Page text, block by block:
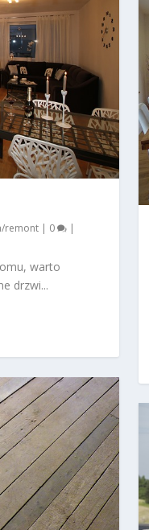
remont | 0 |
warto
drzwi...